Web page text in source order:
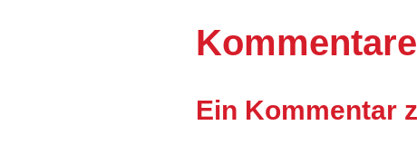
Kommentare
Ein Kommentar